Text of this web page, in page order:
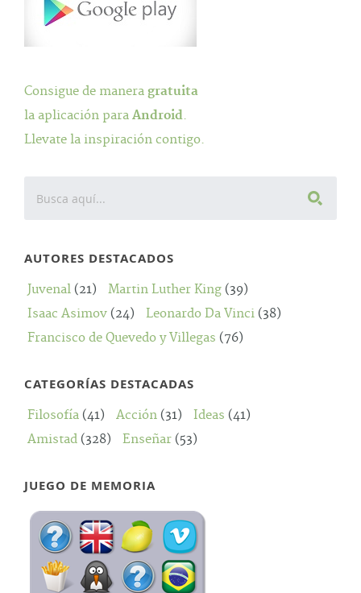
Consigue de manera gratuita
la aplicación para Android.
Llevate la inspiración contigo.
AUTORES DESTACADOS
Juvenal (21) Martin Luther King (39)
Isaac Asimov (24) Leonardo Da Vinci (38)
Francisco de Quevedo y Villegas (76)
CATEGORÍAS DESTACADAS
Filosofía (41) Acción (31) Ideas (41)
Amistad (328) Enseñar (53)
JUEGO DE MEMORIA